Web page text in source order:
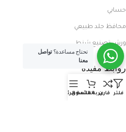
حسابي
محافظ جلد طبيعي
ورش تصنيع شنط
روابط مفيدة
المدونة
فلتر قارنعربة التسوق
القائمة الرئيسية
تحتاج مساعدة؟تواصل
معنا